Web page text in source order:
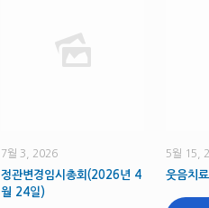
7월 3, 2026
정관변경임시총회(2026년 4
월 24일)
5월 15,
웃음치